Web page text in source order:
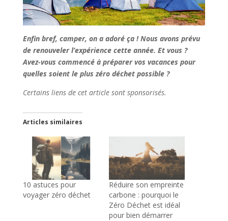
Enfin bref, camper, on a adoré ça ! Nous avons prévu
de renouveler l’expérience cette année. Et vous ?
Avez-vous commencé à préparer vos vacances pour
quelles soient le plus zéro déchet possible ?
Certains liens de cet article sont sponsorisés.
Articles similaires
10 astuces pour
voyager zéro déchet
Réduire son empreinte
carbone : pourquoi le
Zéro Déchet est idéal
pour bien démarrer